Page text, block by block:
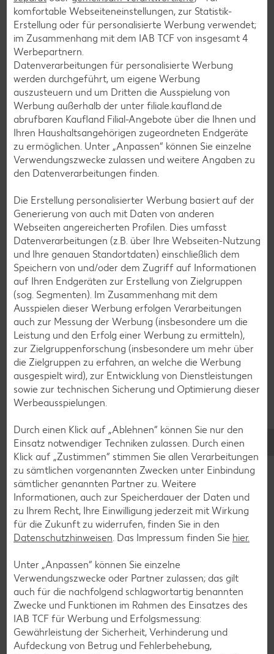
Geflügel-Rezepte
Lamm-Rezepte
Grill-Rezepte
Muffin-Rezepte
Apfelkuchen-Rezepte
Schokokuchen-Rezepte
Torten-Rezepte
Eis-Rezepte
Plätzchen-Rezepte
Smoothie-Rezepte
Bowle-Rezepte
Cocktail-Rezepte
Avocado-Rezepte
Erdbeer-Rezepte
Blaubeer-Rezepte
Bananen-Rezepte
Zurück zu allen Rezepten
komfortable Webseiteneinstellungen, zur Statistik-
Erstellung oder für personalisierte Werbung verwendet;
im Zusammenhang mit dem IAB TCF von insgesamt 4
Werbepartnern.
Datenverarbeitungen für personalisierte Werbung
werden durchgeführt, um eigene Werbung
auszusteuern und um Dritten die Ausspielung von
Werbung außerhalb der unter filiale.kaufland.de
abrufbaren Kaufland Filial-Angebote über die Ihnen und
Ihren Haushaltsangehörigen zugeordneten Endgeräte
zu ermöglichen. Unter „Anpassen“ können Sie einzelne
Verwendungszwecke zulassen und weitere Angaben zu
den Datenverarbeitungen finden.
Die Erstellung personalisierter Werbung basiert auf der
Generierung von auch mit Daten von anderen
Webseiten angereicherten Profilen. Dies umfasst
Datenverarbeitungen (z.B. über Ihre Webseiten-Nutzung
und Ihre genauen Standortdaten) einschließlich dem
Speichern von und/oder dem Zugriff auf Informationen
auf Ihren Endgeräten zur Erstellung von Zielgruppen
(sog. Segmenten). Im Zusammenhang mit dem
Ausspielen dieser Werbung erfolgen Verarbeitungen
auch zur Messung der Werbung (insbesondere um die
Leistung und den Erfolg einer Werbung zu ermitteln),
zur Zielgruppenforschung (insbesondere um mehr über
die Zielgruppen zu erfahren, an welche die Werbung
ausgespielt wird), zur Entwicklung von Dienstleistungen
sowie zur technischen Sicherung und Optimierung dieser
Werbeausspielungen.
Durch einen Klick auf „Ablehnen“ können Sie nur den
Einsatz notwendiger Techniken zulassen. Durch einen
Klick auf „Zustimmen“ stimmen Sie allen Verarbeitungen
zu sämtlichen vorgenannten Zwecken unter Einbindung
sämtlicher genannten Partner zu. Weitere
Informationen, auch zur Speicherdauer der Daten und
zu Ihrem Recht, Ihre Einwilligung jederzeit mit Wirkung
für die Zukunft zu widerrufen, finden Sie in den
Datenschutzhinweisen . Das Impressum finden Sie hier.
Unter „Anpassen“ können Sie einzelne
Verwendungszwecke oder Partner zulassen; das gilt
auch für die nachfolgend schlagwortartig benannten
Zwecke und Funktionen im Rahmen des Einsatzes des
IAB TCF für Werbung und Erfolgsmessung:
Gewährleistung der Sicherheit, Verhinderung und
Aufdeckung von Betrug und Fehlerbehebung,